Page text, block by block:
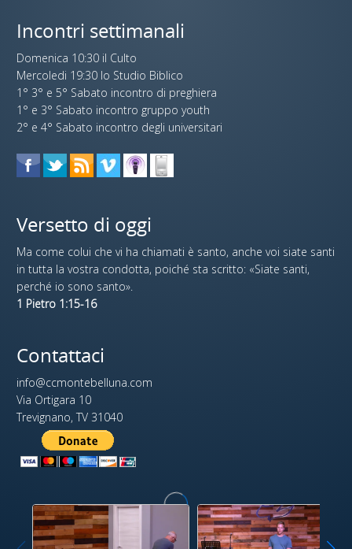
Incontri settimanali
Domenica 10:30 il Culto
Mercoledi 19:30 lo Studio Biblico
1° 3° e 5° Sabato incontro di preghiera
1° e 3° Sabato incontro gruppo youth
2° e 4° Sabato incontro degli universitari
Versetto di oggi
Ma come colui che vi ha chiamati è santo, anche voi siate santi
in tutta la vostra condotta, poiché sta scritto: «Siate santi,
perché io sono santo».
1 Pietro 1:15-16
Contattaci
info@ccmontebelluna.com
Via Ortigara 10
Trevignano, TV 31040